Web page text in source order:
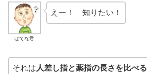
はてな君
えー！ 知りたい！
それは 人差し指と薬指の長さを比べる